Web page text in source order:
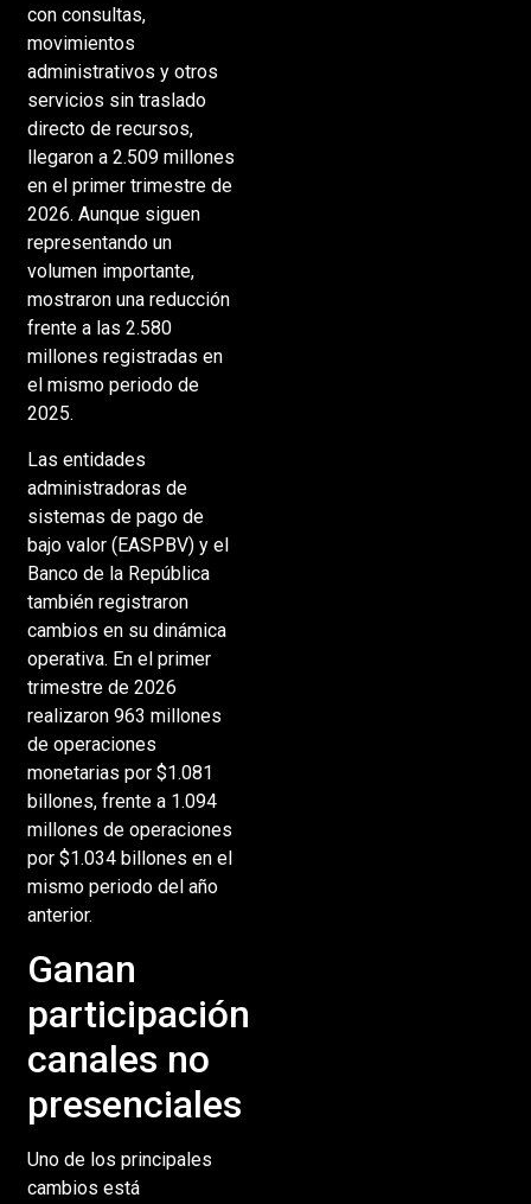
con consultas,
movimientos
administrativos y otros
servicios sin traslado
directo de recursos,
llegaron a 2.509 millones
en el primer trimestre de
2026. Aunque siguen
representando un
volumen importante,
mostraron una reducción
frente a las 2.580
millones registradas en
el mismo periodo de
2025.
Las entidades
administradoras de
sistemas de pago de
bajo valor (EASPBV) y el
Banco de la República
también registraron
cambios en su dinámica
operativa. En el primer
trimestre de 2026
realizaron 963 millones
de operaciones
monetarias por $1.081
billones, frente a 1.094
millones de operaciones
por $1.034 billones en el
mismo periodo del año
anterior.
Ganan
participación
canales no
presenciales
Uno de los principales
cambios está